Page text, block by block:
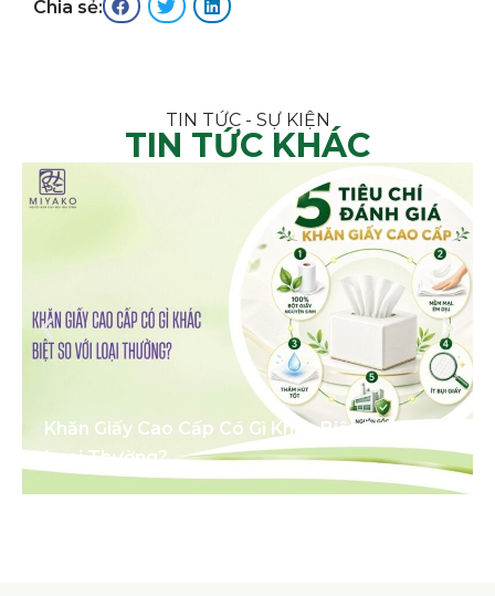
Chia sẻ:
TIN TỨC - SỰ KIỆN
TIN TỨC KHÁC
Khăn Giấy Cao Cấp Có Gì Khác Biệt So Với
Loại Thường?